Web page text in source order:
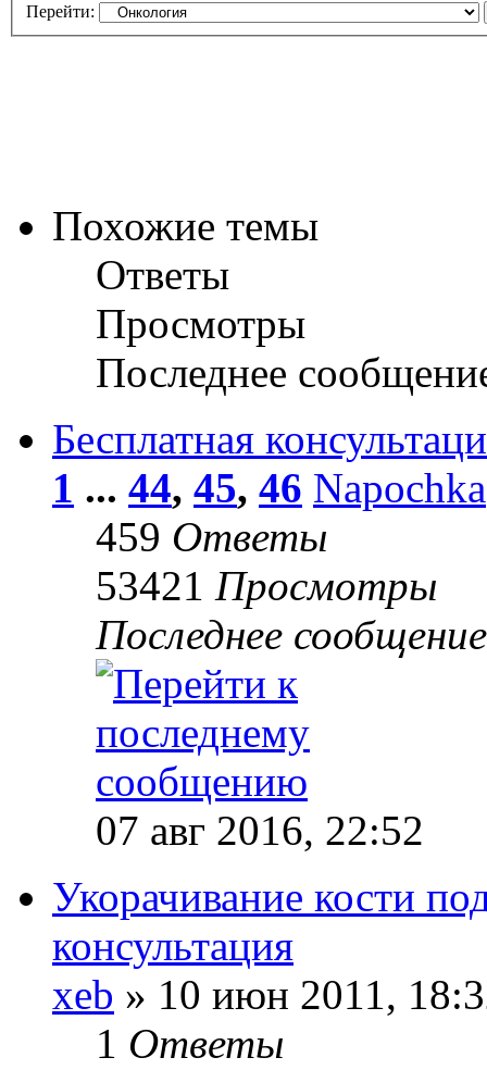
Перейти:
Похожие темы
Ответы
Просмотры
Последнее
Бесплатная
1 ... 44, 45, 46 Napochka
459 Ответы
53421 Просмотры
Последнее
07 авг 2016, 22:52
Укорачивание кости
консультация
xeb » 10 июн 2011,
1 Ответы